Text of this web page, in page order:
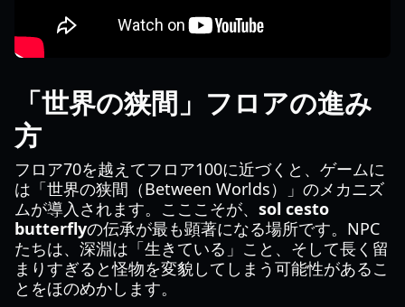
「世界の狭間」フロアの進み
方
フロア70を越えてフロア100に近づくと、ゲームに
は「世界の狭間（Between Worlds）」のメカニズ
ムが導入されます。こここそが、 sol cesto
butterflyの伝承が最も顕著になる場所です。NPC
たちは、深淵は「生きている」こと、そして長く留
まりすぎると怪物を変貌してしまう可能性があるこ
とをほのめかします。